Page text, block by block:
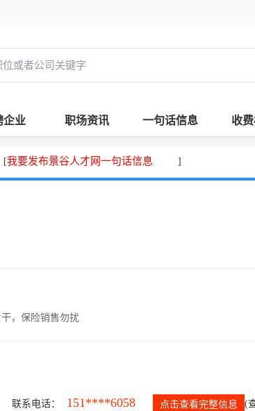
企业 职场资讯 一句话信息 收
[我要发布景谷人才网一句话信息 ]
，保险销售勿扰
联系电话： 151****6058 点击查看完整信息 (